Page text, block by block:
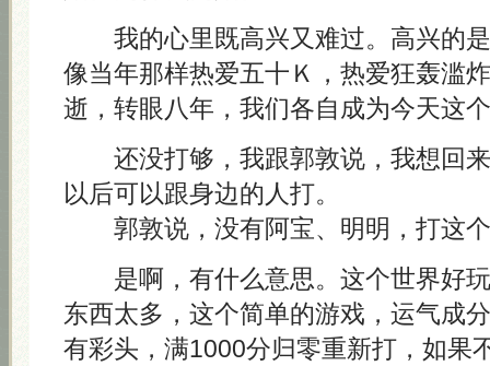
我的心里既高兴又难过。高兴的是
像当年那样热爱五十Ｋ，热爱狂轰滥
逝，转眼八年，我们各自成为今天这
还没打够，我跟郭敦说，我想回来
以后可以跟身边的人打。
郭敦说，没有阿宝、明明，打这个
是啊，有什么意思。这个世界好玩
东西太多，这个简单的游戏，运气成
有彩头，满1000分归零重新打，如果